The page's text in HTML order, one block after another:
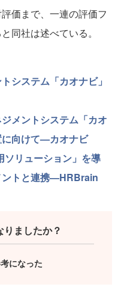
価まで、一連の評価フ
同社は述べている。
システム「カオナビ」
メントシステム「カオ
向けて—カオナビ
リューション」を導
トと連携—HRBrain
りましたか？
になった